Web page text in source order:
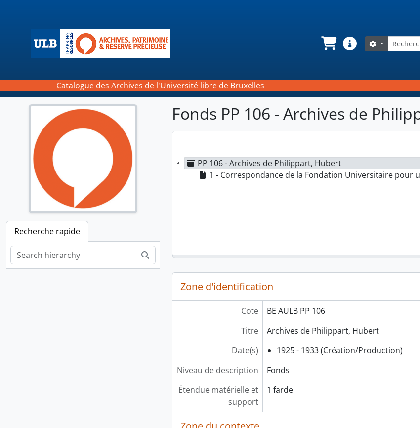
Panier Liens rapides
Search
Catalogue des Archives de l'Université libre de Bruxelles
Recherche rapide
Rechercher
Fonds PP 106 - Archives de
PP 106 - Archives de Philippart, Hubert
1 - Correspondance de la Fondation Universitaire pour
Zone d'identification
Cote
BE AULB PP 106
Titre
Archives de Philippart, Hubert
Date(s)
1925 - 1933 (Création/Production)
Niveau de description
Fonds
Étendue matérielle et
support
1 farde